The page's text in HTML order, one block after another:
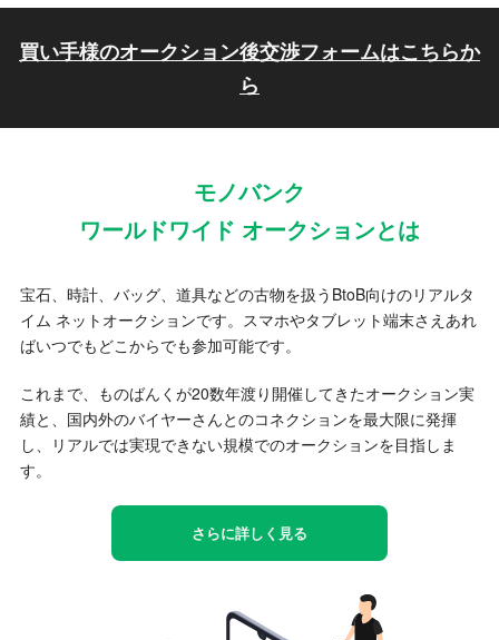
買い手様のオークション後交渉フォームはこちらか
ら
モノバンク
ワールドワイド オークションとは
宝石、時計、バッグ、道具などの古物を扱うBtoB向けのリアルタ
イム ネットオークションです。スマホやタブレット端末さえあれ
ばいつでもどこからでも参加可能です。
これまで、ものばんくが20数年渡り開催してきたオークション実
績と、国内外のバイヤーさんとのコネクションを最大限に発揮
し、リアルでは実現できない規模でのオークションを目指しま
す。
さらに詳しく見る